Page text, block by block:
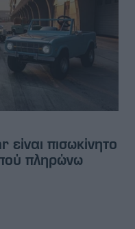
πισωκίνητο
πληρώνω